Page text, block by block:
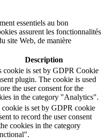
essentiels au bon
assurent les fonctionnalités
site Web, de manière
Description
cookie is set by GDPR Cookie
plugin. The cookie is used
the user consent for the
in the category "Analytics".
cookie is set by GDPR cookie
to record the user consent
cookies in the category